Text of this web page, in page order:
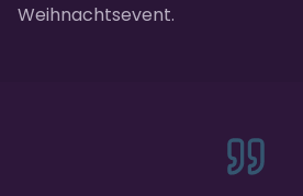
Weihnachtsevent.